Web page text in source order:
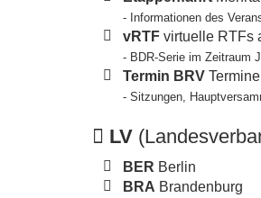
- Informationen des
vRTF virtuelle RTFs
- BDR-Serie im Zeitraum
Termin BRV
- Sitzungen,
LV
BER Berlin
BRA Brandenburg